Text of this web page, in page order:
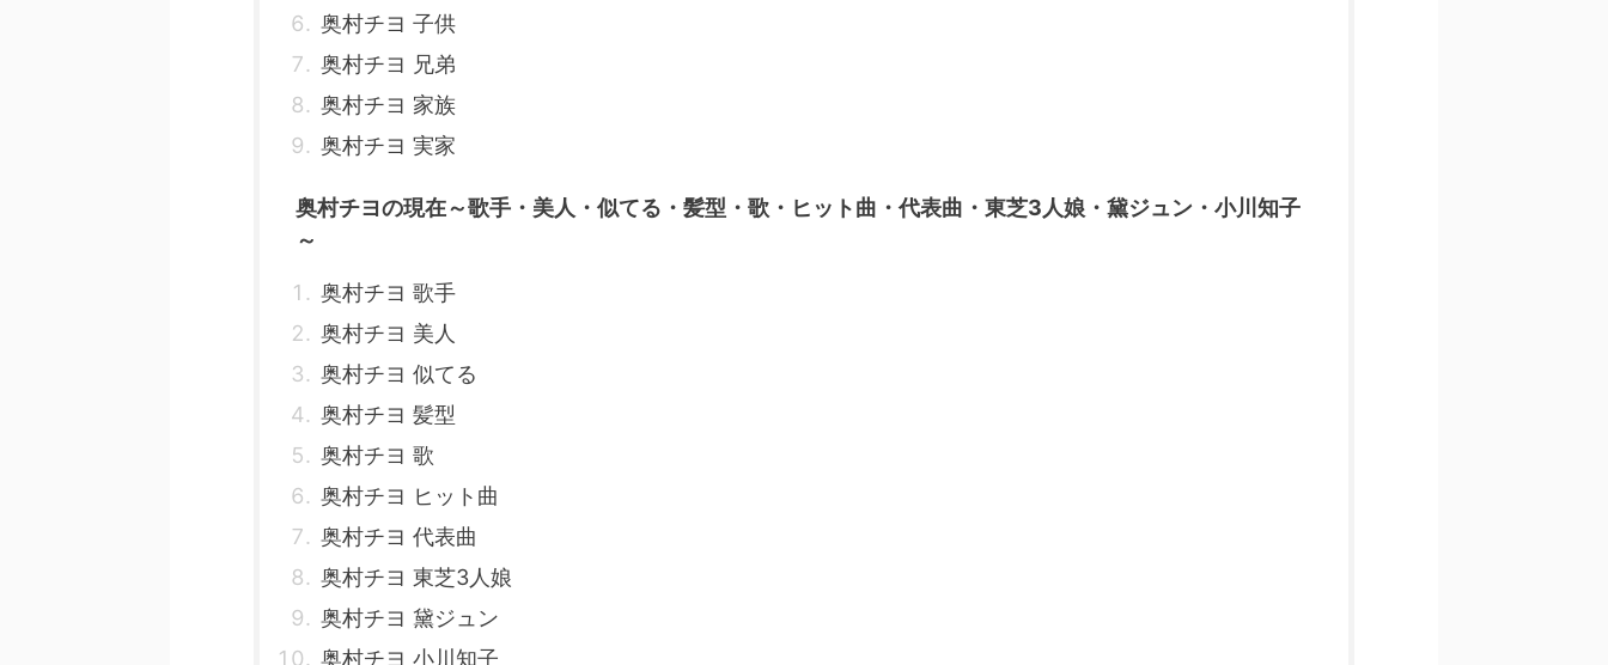
奥村チヨ 子供
奥村チヨ 兄弟
奥村チヨ 家族
奥村チヨ 実家
奥村チヨの現在～歌手・美人・似てる・髪型・歌・ヒット曲・代表曲・東芝3人娘・黛ジュン・小川知子
～
奥村チヨ 歌手
奥村チヨ 美人
奥村チヨ 似てる
奥村チヨ 髪型
奥村チヨ 歌
奥村チヨ ヒット曲
奥村チヨ 代表曲
奥村チヨ 東芝3人娘
奥村チヨ 黛ジュン
奥村チヨ 小川知子